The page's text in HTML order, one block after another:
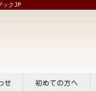
ックJP